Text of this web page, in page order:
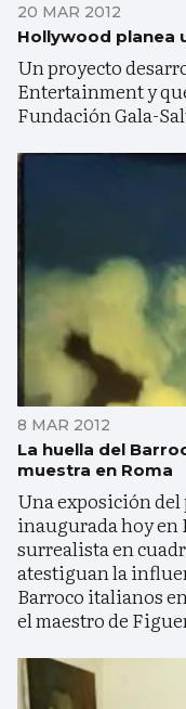
20 MAR 2012
Hollywood planea
Un proyecto
Entertainment y
Fundación Gala-
8 MAR 2012
La huella del
muestra en Roma
Una exposición
inaugurada hoy en
surrealista en
atestiguan la
Barroco italianos
el maestro de